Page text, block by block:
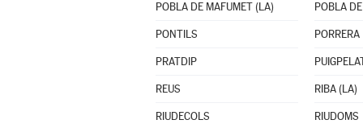
POBLA DE MAFUMET (LA) POBLA
PONTILS PORRERA
PRATDIP
REUS RIBA (LA)
RIUDECOLS RIUDOMS